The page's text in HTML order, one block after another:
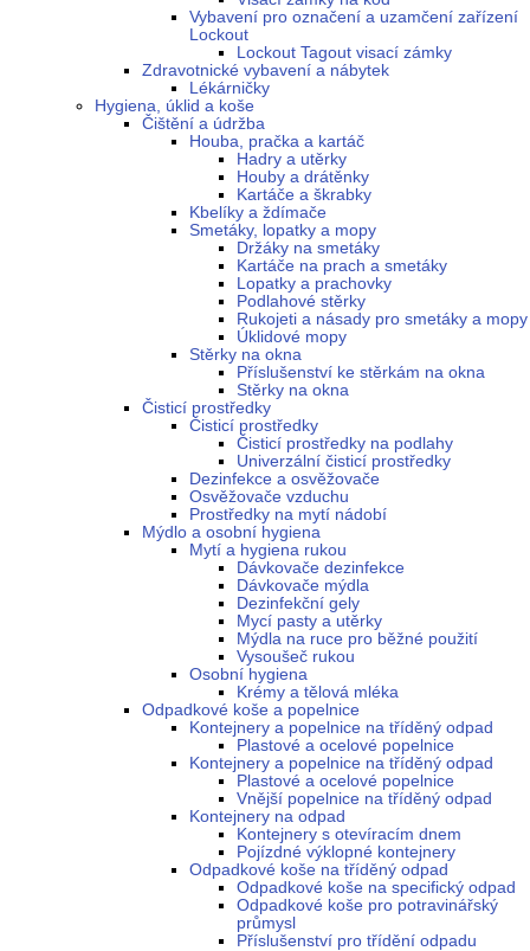
Vybavení pro označení a uzamčení zařízení
Lockout
Lockout Tagout visací zámky
Zdravotnické vybavení a nábytek
Lékárničky
Hygiena, úklid a koše
Čištění a údržba
Houba, pračka a kartáč
Hadry a utěrky
Houby a drátěnky
Kartáče a škrabky
Kbelíky a ždímače
Smetáky, lopatky a mopy
Držáky na smetáky
Kartáče na prach a smetáky
Lopatky a prachovky
Podlahové stěrky
Rukojeti a násady pro smetáky a mopy
Úklidové mopy
Stěrky na okna
Příslušenství ke stěrkám na okna
Stěrky na okna
Čisticí prostředky
Čisticí prostředky
Čisticí prostředky na podlahy
Univerzální čisticí prostředky
Dezinfekce a osvěžovače
Osvěžovače vzduchu
Prostředky na mytí nádobí
Mýdlo a osobní hygiena
Mytí a hygiena rukou
Dávkovače dezinfekce
Dávkovače mýdla
Dezinfekční gely
Mycí pasty a utěrky
Mýdla na ruce pro běžné použití
Vysoušeč rukou
Osobní hygiena
Krémy a tělová mléka
Odpadkové koše a popelnice
Kontejnery a popelnice na tříděný odpad
Plastové a ocelové popelnice
Kontejnery a popelnice na tříděný odpad
Plastové a ocelové popelnice
Vnější popelnice na tříděný odpad
Kontejnery na odpad
Kontejnery s otevíracím dnem
Pojízdné výklopné kontejnery
Odpadkové koše na tříděný odpad
Odpadkové koše na specifický odpad
Odpadkové koše pro potravinářský
průmysl
Příslušenství pro třídění odpadu